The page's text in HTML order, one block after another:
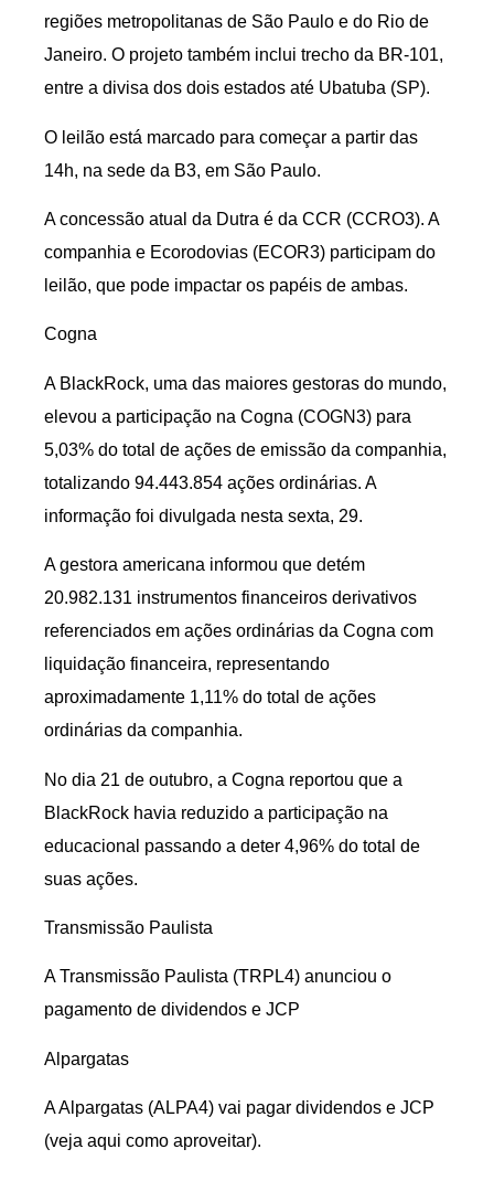
regiões metropolitanas de São Paulo e do Rio de
Janeiro. O projeto também inclui trecho da BR-101,
entre a divisa dos dois estados até Ubatuba (SP).
O leilão está marcado para começar a partir das
14h, na sede da B3, em São Paulo.
A concessão atual da Dutra é da CCR (CCRO3). A
companhia e Ecorodovias (ECOR3) participam do
leilão, que pode impactar os papéis de ambas.
Cogna
A BlackRock, uma das maiores gestoras do mundo,
elevou a participação na Cogna (COGN3) para
5,03% do total de ações de emissão da companhia,
totalizando 94.443.854 ações ordinárias. A
informação foi divulgada nesta sexta, 29.
A gestora americana informou que detém
20.982.131 instrumentos financeiros derivativos
referenciados em ações ordinárias da Cogna com
liquidação financeira, representando
aproximadamente 1,11% do total de ações
ordinárias da companhia.
No dia 21 de outubro, a Cogna reportou que a
BlackRock havia reduzido a participação na
educacional passando a deter 4,96% do total de
suas ações.
Transmissão Paulista
A Transmissão Paulista (TRPL4) anunciou o
pagamento de dividendos e JCP
Alpargatas
A Alpargatas (ALPA4) vai pagar dividendos e JCP
(veja aqui como aproveitar).